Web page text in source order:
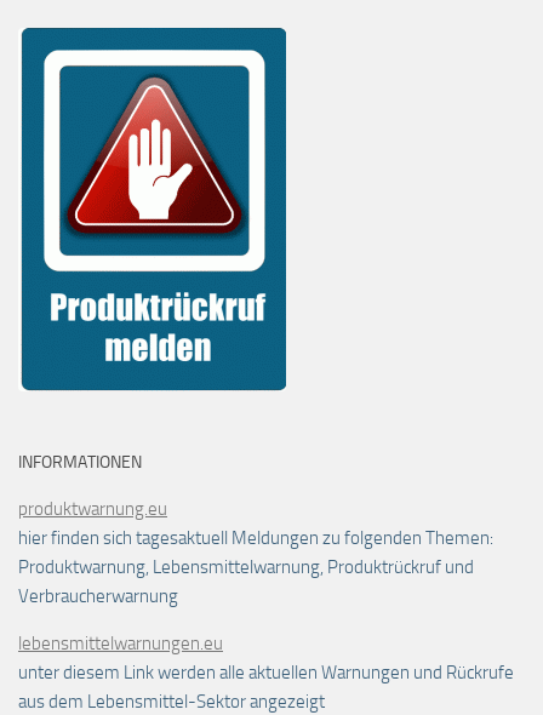
INFORMATIONEN
produktwarnung.eu
hier finden sich tagesaktuell Meldungen zu folgenden Themen:
Produktwarnung, Lebensmittelwarnung, Produktrückruf und
Verbraucherwarnung
lebensmittelwarnungen.eu
unter diesem Link werden alle aktuellen Warnungen und Rückrufe
aus dem Lebensmittel-Sektor angezeigt